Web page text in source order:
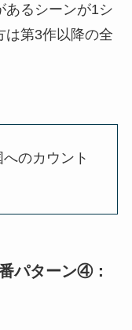
あるシーンが1シ
は第3作以降の全
のカウント
パターン④：